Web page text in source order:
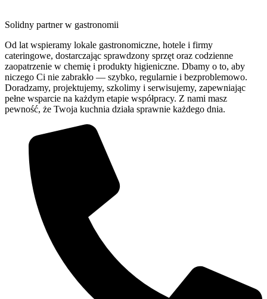
Solidny partner w gastronomii
Od lat wspieramy lokale gastronomiczne, hotele i firmy
cateringowe, dostarczając sprawdzony sprzęt oraz codzienne
zaopatrzenie w chemię i produkty higieniczne. Dbamy o to, aby
niczego Ci nie zabrakło — szybko, regularnie i bezproblemowo.
Doradzamy, projektujemy, szkolimy i serwisujemy, zapewniając
pełne wsparcie na każdym etapie współpracy. Z nami masz
pewność, że Twoja kuchnia działa sprawnie każdego dnia.